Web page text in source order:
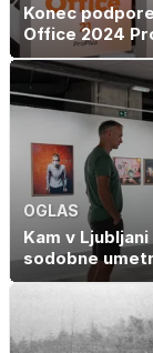
Konec
Office 2024
OGLAS
Kam v
sodobne